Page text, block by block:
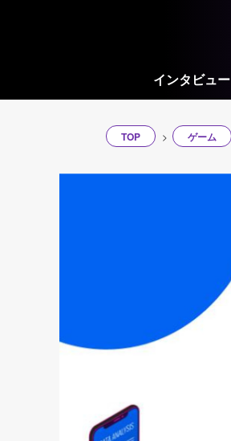
インタビュー
TOP ゲーム